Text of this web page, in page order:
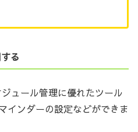
る
ュール管理に優れたツール
インダーの設定などができま